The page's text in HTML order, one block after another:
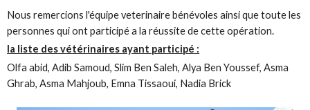
Nous remercions l'équipe veterinaire bénévoles ainsi que toute les
personnes qui ont participé a la réussite de cette opération.
la liste des vétérinaires ayant participé :
Olfa abid, Adib Samoud, Slim Ben Saleh, Alya Ben Youssef, Asma
Ghrab, Asma Mahjoub, Emna Tissaoui, Nadia Brick